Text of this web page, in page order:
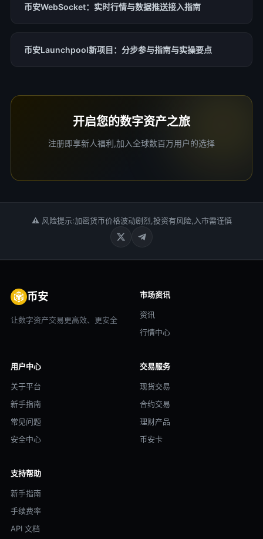
币安WebSocket：实时行情与数据推送接入指南
币安Launchpool新项目：分步参与指南与实操要点
开启您的数字资产之旅
注册即享新人福利,加入全球数百万用户的选择
⚠ 风险提示:加密货币价格波动剧烈,投资有风险,入市需谨慎
币安
让数字资产交易更高效、更安全
市场资讯
资讯
行情中心
用户中心
关于平台
新手指南
常见问题
安全中心
交易服务
现货交易
合约交易
理财产品
币安卡
支持帮助
新手指南
手续费率
API 文档